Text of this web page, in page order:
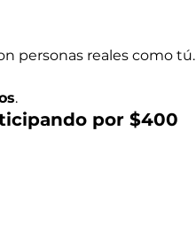
personas reales como tú.
.
por $400